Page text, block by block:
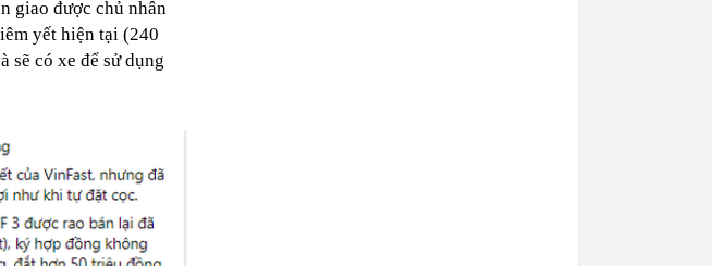
giao được chủ nhân
yết hiện tại (240
sẽ có xe để sử dụng